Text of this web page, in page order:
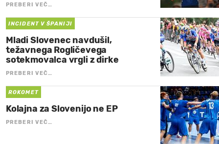
PREBERI VEČ…
INCIDENT V ŠPANIJI
Mladi Slovenec navdušil,
težavnega Rogličevega
sotekmovalca vrgli z dirke
PREBERI VEČ…
ROKOMET
Kolajna za Slovenijo ne EP
PREBERI VEČ…